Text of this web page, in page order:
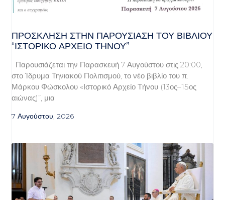
ΠΡΌΣΚΛΗΣΗ ΣΤΗΝ ΠΑΡΟΥΣΊΑΣΗ ΤΟΥ ΒΙΒΛΊΟΥ
“ΙΣΤΟΡΙΚΌ ΑΡΧΕΊΟ ΤΉΝΟΥ”
Παρουσιάζεται την Παρασκευή 7 Αυγούστου στις 20:00,
στο Ίδρυμα Τηνιακού Πολιτισμού, το νέο βιβλίο του π.
Μάρκου Φώσκολου «Ιστορικό Αρχείο Τήνου (13ος–15ος
αιώνας)”, μια
7 Αυγούστου, 2026